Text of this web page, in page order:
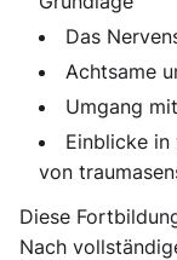
Das
Achtsame
Umgang
Einblicke in
von
Diese
Nach